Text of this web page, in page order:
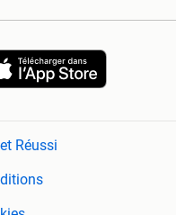
Réussi